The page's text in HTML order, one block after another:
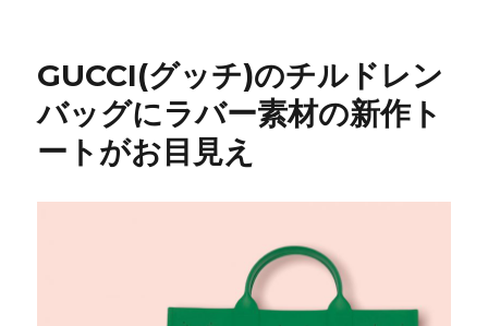
GUCCI(グッチ)のチルドレン
バッグにラバー素材の新作ト
ートがお目見え